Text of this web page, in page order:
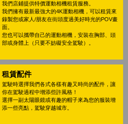
我們店鋪提供特價運動相機租賃服務。
我們擁有最新最強大的4K運動相機，可以租賃來
錄製您或家人/朋友在街頭度過美好時光的POV畫
面。
您也可以攜帶自己的運動相機，安裝在胸部、頭
部或身體上（只要不妨礙安全駕駛）。
租賃配件
駕駛時選擇我們各式各樣有趣又時尚的配件，讓
你在駕駛過程中增添些許風格！
選擇一副太陽眼鏡或有趣的帽子來為您的服裝增
添一些亮點，駕駛穿越城市。